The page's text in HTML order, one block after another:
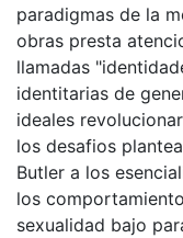
paradigmas de la
obras presta
llamadas
identitarias de
ideales
los desafios
Butler a los
los
sexualidad bajo